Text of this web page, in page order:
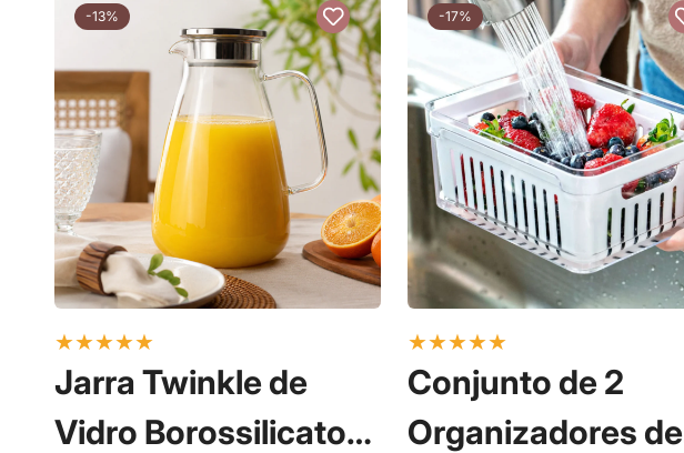
-13%
★★★★★
Jarra Twinkle de
Vidro Borossilicato
-17%
★★★★★
Conjunto de 2
Organizadores de